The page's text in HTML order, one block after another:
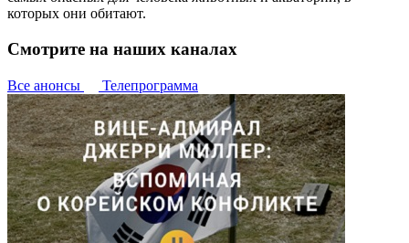
которых они обитают.
Смотрите на наших каналах
Все анонсы Телепрограмма